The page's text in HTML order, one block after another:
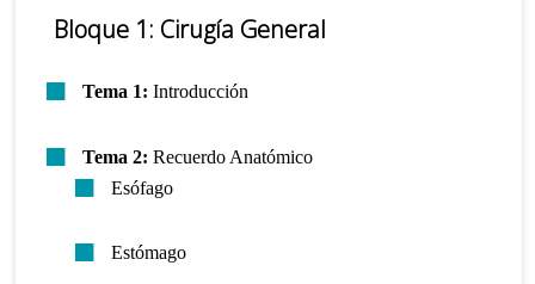
Bloque 1: Cirugía General
Tema 1:Introducción
Tema 2: Recuerdo Anatómico
Esófago
Estómago